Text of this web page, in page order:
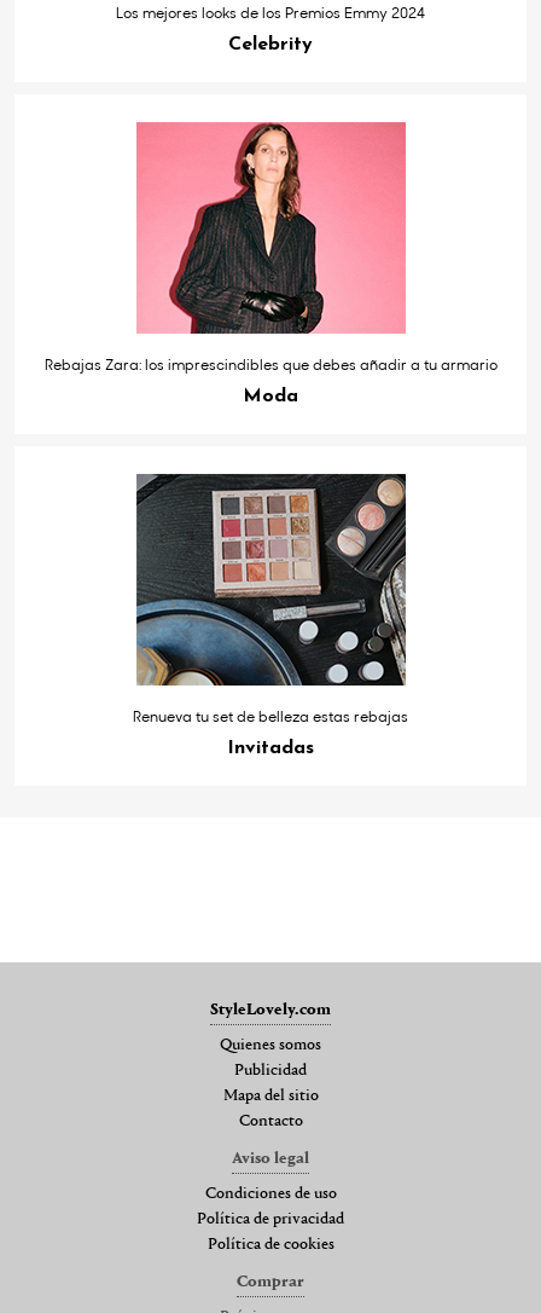
Los mejores looks de los Premios Emmy 2024
Celebrity
Rebajas Zara: los imprescindibles que debes añadir a tu armario
Moda
Renueva tu set de belleza estas rebajas
Invitadas
StyleLovely.com
Quienes somos
Publicidad
Mapa del sitio
Contacto
Aviso legal
Condiciones de uso
Política de privacidad
Política de cookies
Comprar